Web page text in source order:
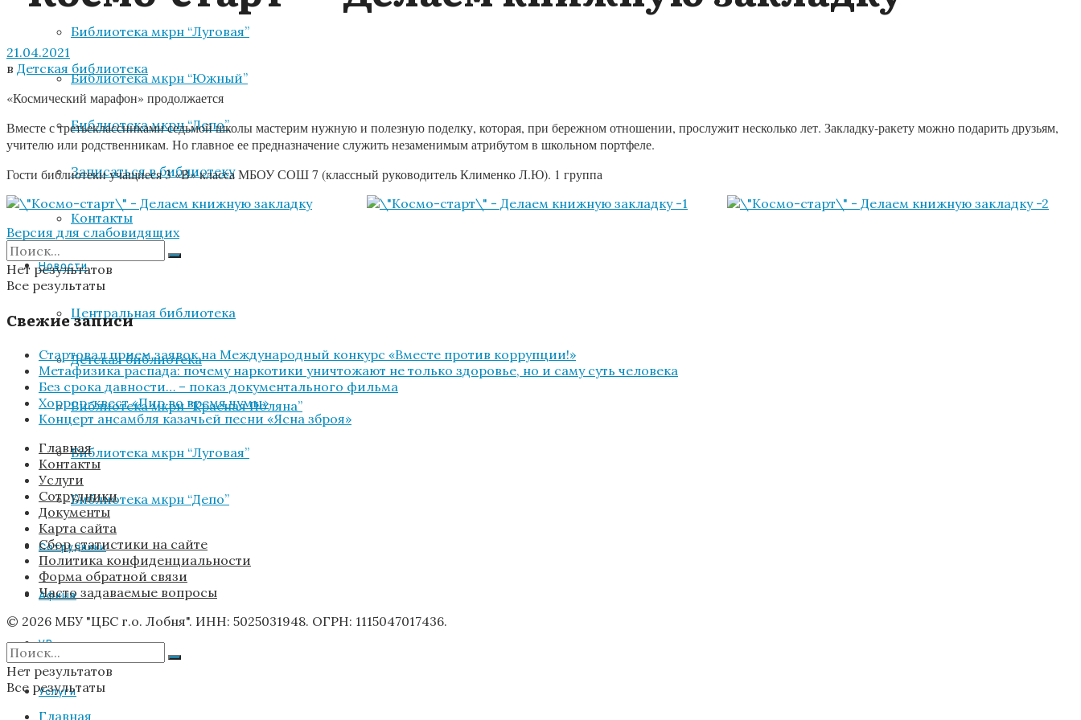
Библиотека мкрн “Луговая”
Библиотека мкрн “Южный”
Библиотека мкрн “Депо”
Записаться в библиотеку
Контакты
Новости
Центральная библиотека
Детская библиотека
Библиотека мкрн “Красная Поляна”
Библиотека мкрн “Луговая”
Библиотека мкрн “Депо”
Сотрудники
Афиша
VR
Услуги
21.04.2021
в Детская библиотека
«Космический марафон» продолжается
Вместе с третьеклассниками седьмой школы мастерим нужную и полезную поделку, которая, при бережном отношении, прослужит несколько лет. Закладку-ракету можно подарить друзьям,
учителю или родственникам. Но главное ее предназначение служить незаменимым атрибутом в школьном портфеле.
Гости библиотеки учащиеся 3 «В» класса МБОУ СОШ 7 (классный руководитель Клименко Л.Ю). 1 группа
Версия для слабовидящих
Нет результатов
Все результаты
Свежие записи
Стартовал прием заявок на Международный конкурс «Вместе против коррупции!»
Метафизика распада: почему наркотики уничтожают не только здоровье, но и саму суть человека
Без срока давности… – показ документального фильма
Хоррор-квест «Пир во время чумы»
Концерт ансамбля казачьей песни «Ясна зброя»
Главная
Контакты
Услуги
Сотрудники
Документы
Карта сайта
Сбор статистики на сайте
Политика конфиденциальности
Форма обратной связи
Часто задаваемые вопросы
© 2026 МБУ "ЦБС г.о. Лобня". ИНН: 5025031948. ОГРН: 1115047017436.
Нет результатов
Все результаты
Главная